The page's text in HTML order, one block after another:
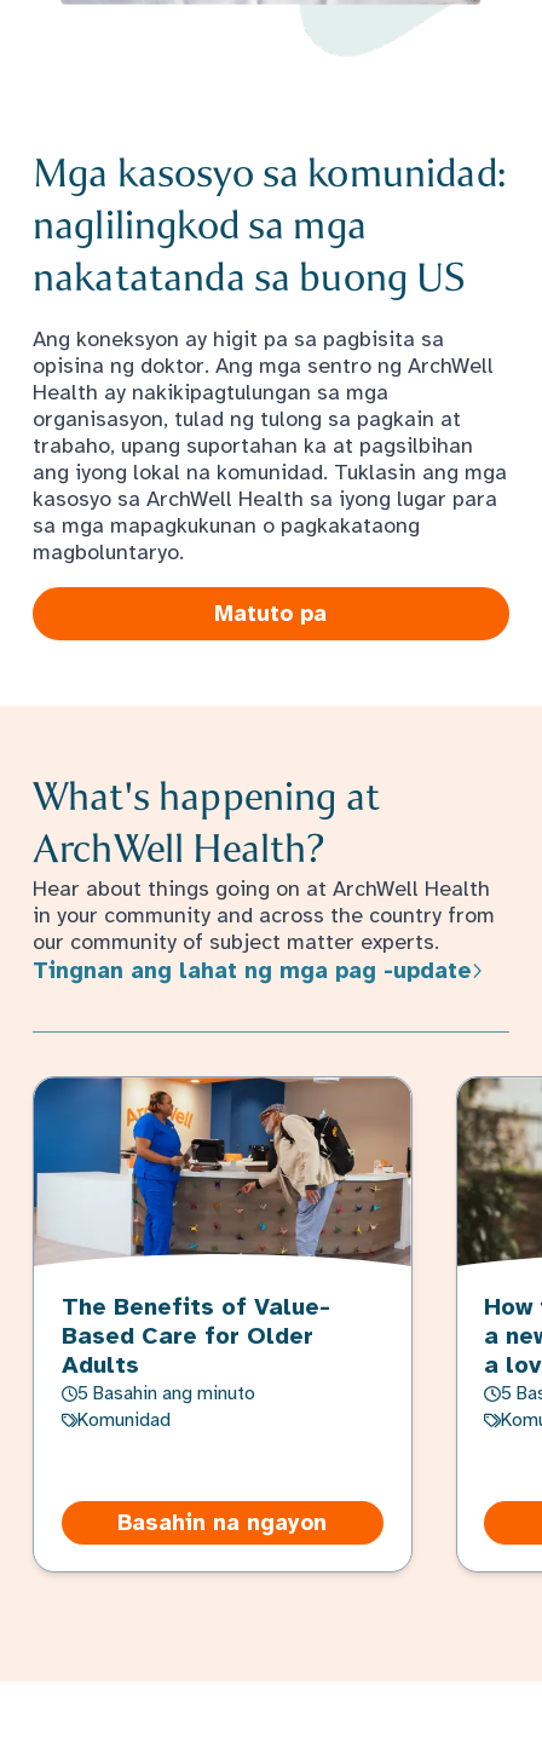
Mga kasosyo sa komunidad:
naglilingkod sa mga
nakatatanda sa buong US
Ang koneksyon ay higit pa sa pagbisita sa
opisina ng doktor. Ang mga sentro ng ArchWell
Health ay nakikipagtulungan sa mga
organisasyon, tulad ng tulong sa pagkain at
trabaho, upang suportahan ka at pagsilbihan
ang iyong lokal na komunidad. Tuklasin ang mga
kasosyo sa ArchWell Health sa iyong lugar para
sa mga mapagkukunan o pagkakataong
magboluntaryo.
Matuto pa
What's happening at
ArchWell Health?
Hear about things going on at ArchWell Health
in your community and across the country from
our community of subject matter experts.
Tingnan ang lahat ng mga pag -update
The Benefits of Value-
Based Care for Older
Adults
5 Basahin ang minuto
Komunidad
Basahin na ngayon
a
a
5